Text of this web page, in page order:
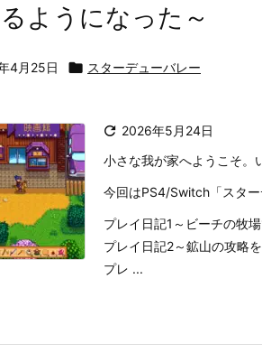
ようになった～
4月25日  スターデューバレー
 2026年5月24日
小さな我が家へようこそ。
今回はPS4/Switch「スター
プレイ日記1～ビーチの牧
プレイ日記2～鉱山の攻略
プレ ...